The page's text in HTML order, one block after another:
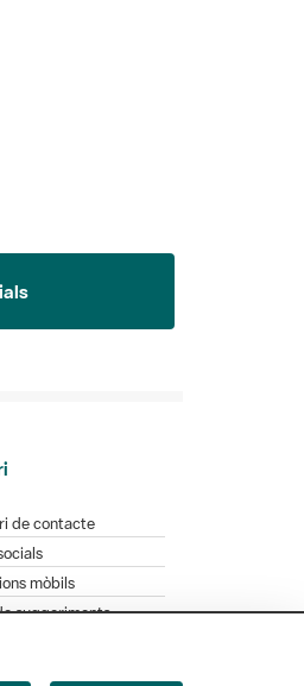
de contacte
mòbils
suggeriments